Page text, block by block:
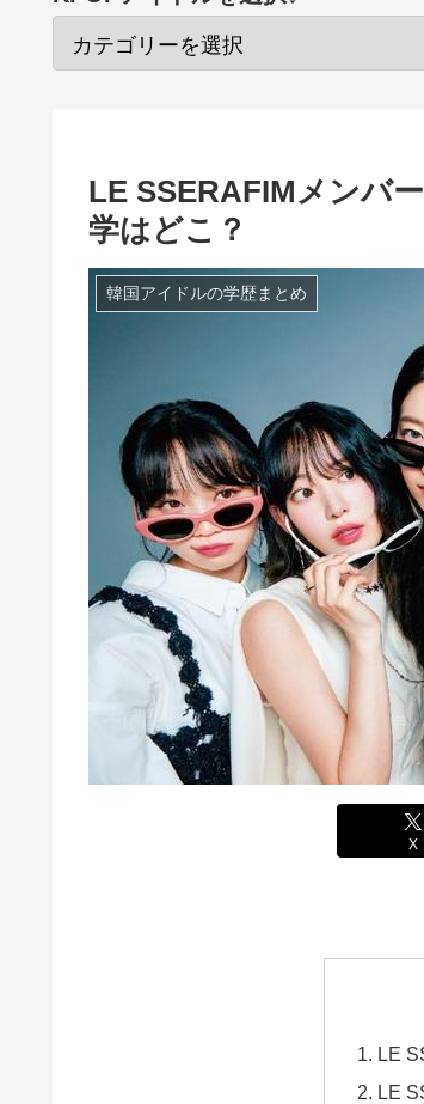
LE SSERAFIMメンバ
学はどこ？
韓国アイドルの学歴まとめ
X
LE
LE